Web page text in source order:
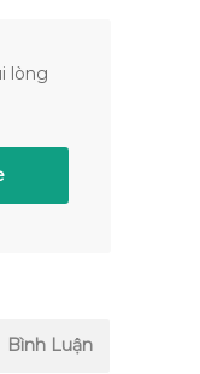
lòng
Bình Luận